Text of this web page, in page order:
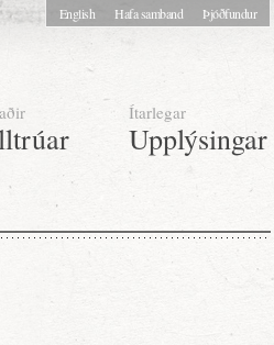
Ítarlegar
Upplýsingar
English Hafa samband Þjóðfundur